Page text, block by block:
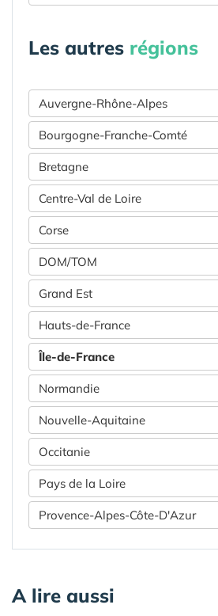
Les autres régions
Auvergne-Rhône-Alpes
Bourgogne-Franche-Comté
Bretagne
Centre-Val de Loire
Corse
DOM/TOM
Grand Est
Hauts-de-France
Île-de-France
Normandie
Nouvelle-Aquitaine
Occitanie
Pays de la Loire
Provence-Alpes-Côte-D'Azur
A lire aussi